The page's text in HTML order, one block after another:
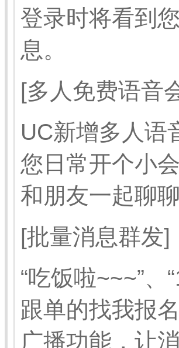
登录时将看到
息。
[多人免费语音
UC新增多人语
您日常开个小
和朋友一起聊
[批量消息群发]
“吃饭啦~~~”、
跟单的找我报
广播功能，让